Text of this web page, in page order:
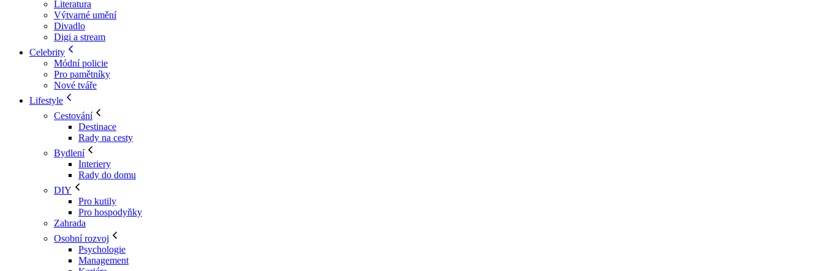
Literatura
Výtvarné umění
Divadlo
Digi a stream
Celebrity
Módní policie
Pro pamětníky
Nové tváře
Lifestyle
Cestování
Destinace
Rady na cesty
Bydlení
Interiery
Rady do domu
DIY
Pro kutily
Pro hospodyňky
Zahrada
Osobní rozvoj
Psychologie
Management